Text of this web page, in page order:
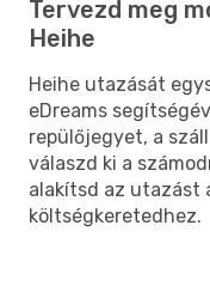
Tervezd meg
Heihe
Heihe utazását
eDreams
repülőjegyet, a
válaszd ki a
alakítsd az utazást
költségkeretedhez.